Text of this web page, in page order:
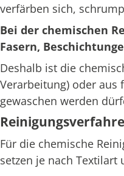
verfärben sich,
Bei der chemischen
Fasern,
Deshalb ist die
Verarbeitung) oder aus
gewaschen werden
Für die chemische
setzen je nach Textilart